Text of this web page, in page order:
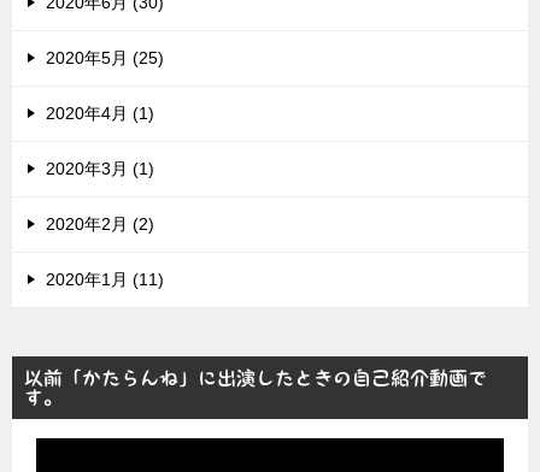
2020年5月 (25)
2020年4月 (1)
2020年3月 (1)
2020年2月 (2)
2020年1月 (11)
以前「かたらんね」に出演したときの自己紹介動画で
す。